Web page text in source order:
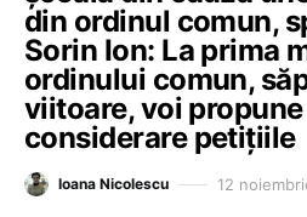
din ordinul comun,
Sorin Ion: La prima
ordinului comun,
viitoare, voi
considerare petițiile
Ioana Nicolescu 12